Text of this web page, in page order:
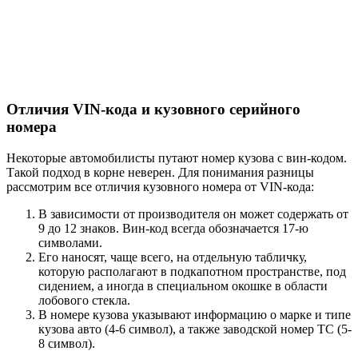
Отличия VIN-кода и кузовного серийного
номера
Некоторые автомобилисты путают номер кузова с вин-кодом.
Такой подход в корне неверен. Для понимания разницы
рассмотрим все отличия кузовного номера от VIN-кода:
В зависимости от производителя он может содержать от
9 до 12 знаков. Вин-код всегда обозначается 17-ю
символами.
Его наносят, чаще всего, на отдельную табличку,
которую располагают в подкапотном пространстве, под
сидением, а иногда в специальном окошке в области
лобового стекла.
В номере кузова указывают информацию о марке и типе
кузова авто (4-6 символ), а также заводской номер ТС (5-
8 символ).